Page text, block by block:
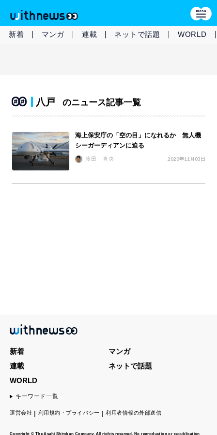
新着 マンガ 連載 ネットで話題 WORLD
八戸 のニュース記事一覧
海上保安庁の「空の目」になれるか 無人機
シーガーディアンに迫る
藤田 直央 2020年11月03日
Copyright © The Asahi Shimbun Company. All rights reserved. No reproduction or republication
新着
マンガ
連載
ネットで話題
WORLD
キーワード一覧
運営会社 利用規約・プライバシー 利用者情報の外部送信